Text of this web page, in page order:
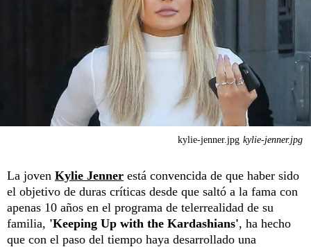
kylie-jenner.jpg kylie-jenner.jpg
La joven Kylie Jenner está convencida de que haber sido
el objetivo de duras críticas desde que saltó a la fama con
apenas 10 años en el programa de telerrealidad de su
familia, 'Keeping Up with the Kardashians', ha hecho
que con el paso del tiempo haya desarrollado una